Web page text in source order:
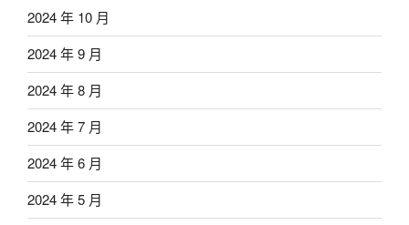
2024 年 10 月
2024 年 9 月
2024 年 8 月
2024 年 7 月
2024 年 6 月
2024 年 5 月